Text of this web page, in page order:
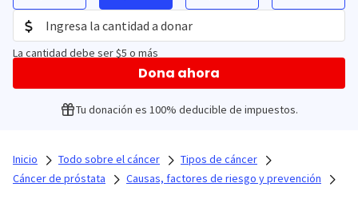
La cantidad debe ser $5 o más
Dona ahora
Tu donación es 100% deducible de impuestos.
Inicio Todo sobre el cáncer
Tipos de cáncer
Cáncer de próstata
Causas, factores de riesgo y prevención